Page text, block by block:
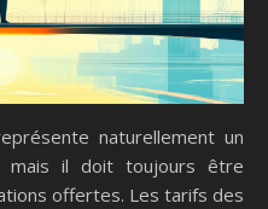
naturellement un
mais il doit toujours être
offertes. Les tarifs des